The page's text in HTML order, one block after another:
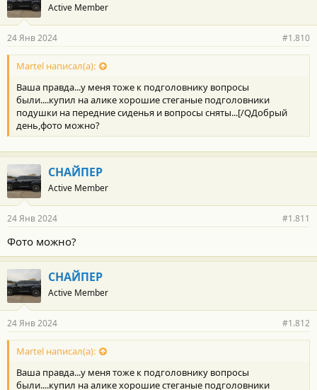
Active Member
24 Янв 2024 #1.810
Martel написал(а):
Ваша правда...у меня тоже к подголовнику вопросы
были....купил на алике хорошие стеганые подголовники
подушки на передние сиденья и вопросы сняты...[/QДобрый
день,фото можно?
СНАЙПЕР
Active Member
24 Янв 2024 #1.811
Фото можно?
СНАЙПЕР
Active Member
24 Янв 2024 #1.812
Martel написал(а):
Ваша правда...у меня тоже к подголовнику вопросы
были....купил на алике хорошие стеганые подголовники